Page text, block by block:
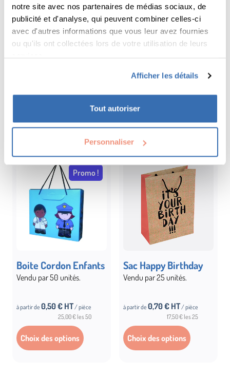
notre site avec nos partenaires de médias sociaux, de
publicité et d'analyse, qui peuvent combiner celles-ci
avec d'autres informations que vous leur avez fournies
ou qu'ils ont collectées lors de votre utilisation de leurs
Afficher les détails
Tout autoriser
Personnaliser
Sachet transparent
avec fermeture
Vendu par 100 unités.
Splitter
Choix des options
Promo !
Boite Cordon Enfants
Vendu par 50 unités.
Choix des options
à partir de 0,50€ HT/ pièce
25,00 € les 50
Sac Happy Birthday
Vendu par 25 unités.
Choix des options
à partir de 0,70€ HT/ pièce
17,50 € les 25